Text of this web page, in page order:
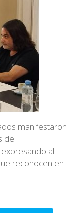
manifestaron
de
al
reconocen en